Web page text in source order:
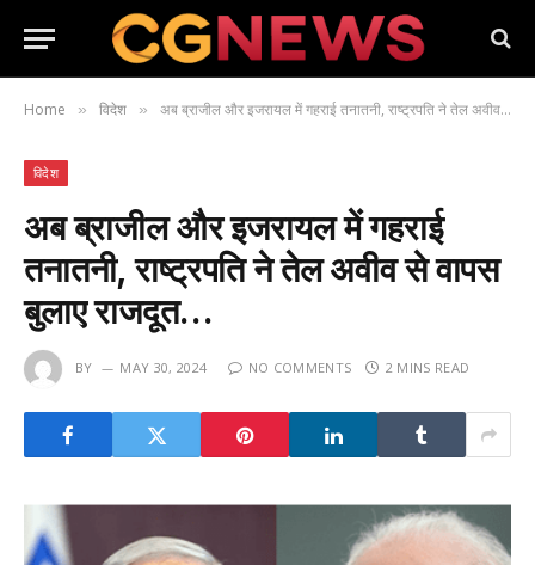
Home » विदेश » अब ब्राजील और इजरायल में गहराई तनातनी, राष्ट्रपति ने तेल अवीव से वापस बुलाए राजदूत…
विदेश
अब ब्राजील और इजरायल में गहराई
तनातनी, राष्ट्रपति ने तेल अवीव से वापस
बुलाए राजदूत…
BY MAY 30, 2024 NO COMMENTS 2 MINS READ